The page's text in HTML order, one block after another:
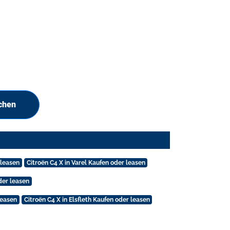
Citroën C4 X in Varel Kaufen oder leasen
leasen
Citroën C4 X in Elsfleth Kaufen oder leasen